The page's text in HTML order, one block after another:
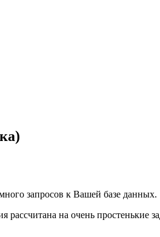
запросов к Вашей базе данных.
на очень простенькие